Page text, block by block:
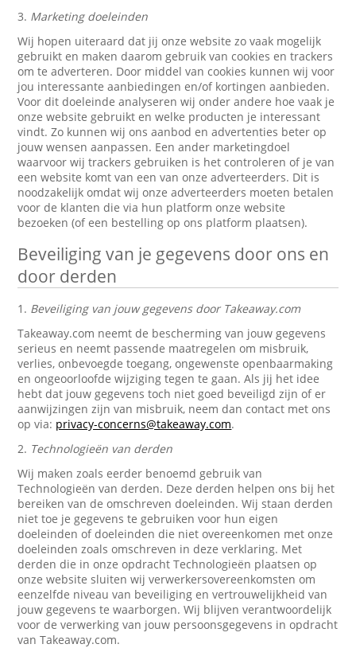
3. Marketing doeleinden
Wij hopen uiteraard dat jij onze website zo vaak mogelijk
gebruikt en maken daarom gebruik van cookies en trackers
om te adverteren. Door middel van cookies kunnen wij voor
jou interessante aanbiedingen en/of kortingen aanbieden.
Voor dit doeleinde analyseren wij onder andere hoe vaak je
onze website gebruikt en welke producten je interessant
vindt. Zo kunnen wij ons aanbod en advertenties beter op
jouw wensen aanpassen. Een ander marketingdoel
waarvoor wij trackers gebruiken is het controleren of je van
een website komt van een van onze adverteerders. Dit is
noodzakelijk omdat wij onze adverteerders moeten betalen
voor de klanten die via hun platform onze website
bezoeken (of een bestelling op ons platform plaatsen).
Beveiliging van je gegevens door ons en
door derden
1. Beveiliging van jouw gegevens door Takeaway.com
Takeaway.com neemt de bescherming van jouw gegevens
serieus en neemt passende maatregelen om misbruik,
verlies, onbevoegde toegang, ongewenste openbaarmaking
en ongeoorloofde wijziging tegen te gaan. Als jij het idee
hebt dat jouw gegevens toch niet goed beveiligd zijn of er
aanwijzingen zijn van misbruik, neem dan contact met ons
op via: privacy-concerns@takeaway.com.
2. Technologieën van derden
Wij maken zoals eerder benoemd gebruik van
Technologieën van derden. Deze derden helpen ons bij het
bereiken van de omschreven doeleinden. Wij staan derden
niet toe je gegevens te gebruiken voor hun eigen
doeleinden of doeleinden die niet overeenkomen met onze
doeleinden zoals omschreven in deze verklaring. Met
derden die in onze opdracht Technologieën plaatsen op
onze website sluiten wij verwerkersovereenkomsten om
eenzelfde niveau van beveiliging en vertrouwelijkheid van
jouw gegevens te waarborgen. Wij blijven verantwoordelijk
voor de verwerking van jouw persoonsgegevens in opdracht
van Takeaway.com.